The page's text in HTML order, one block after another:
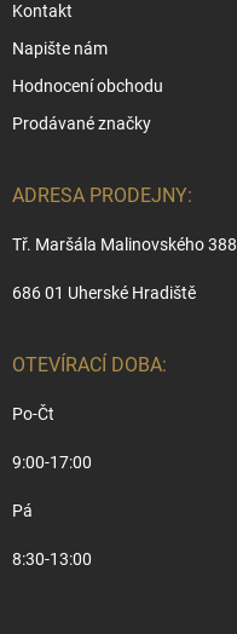
Kontakt
Napište nám
Hodnocení obchodu
Prodávané značky
ADRESA PRODEJNY:
Tř. Maršála Malinovského 388
686 01 Uherské Hradiště
OTEVÍRACÍ DOBA:
Po-Čt
9:00-17:00
Pá
8:30-13:00